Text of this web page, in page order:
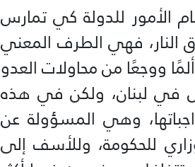
الأمور للدولة كي تمارس
النار، فهي الطرف المعني
ووجعًا من محاولات العدو
في لبنان، ولكن في هذه
وهي المسؤولة عن
للحكومة، وللأسف إلى